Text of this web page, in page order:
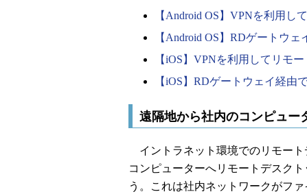
【Android OS】VPNを利用し
【Android OS】RDゲートウ
【iOS】VPNを利用してリモ
【iOS】RDゲートウェイ経由
遠隔地から社内のコンピュー
イントラネット環境でのリモート
コンピューターへリモートデスク
う。これは社内ネットワークがフ